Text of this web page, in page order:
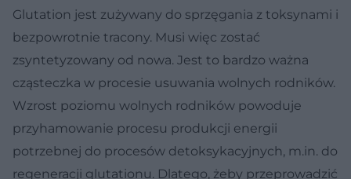
Glutation jest zużywany do sprzęgania z toksynami i
bezpowrotnie tracony. Musi więc zostać
zsyntetyzowany od nowa. Jest to bardzo ważna
cząsteczka w procesie usuwania wolnych rodników.
Wzrost poziomu wolnych rodników powoduje
przyhamowanie procesu produkcji energii
potrzebnej do procesów detoksykacyjnych, m.in. do
regeneracji glutationu. Dlatego, żeby przeprowadzić